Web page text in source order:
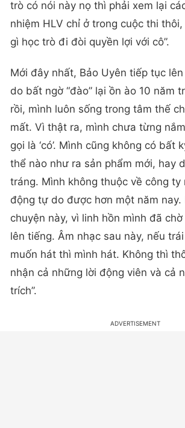
trò có nói này nọ thì phải xem lại
nhiệm HLV chỉ ở trong cuộc thi
gì học trò đi đòi quyền lợi với cô”.
Mới đây nhất, Bảo Uyên tiếp tục
do bất ngờ “đào” lại ồn ào 10 năm
rồi, mình luôn sống trong tâm thế
mất. Vì thật ra, mình chưa từng
gọi là ‘có’. Mình cũng không có bất
thể nào như ra sản phẩm mới, hay
tráng. Mình không thuộc về công ty
động tự do được hơn một năm nay.
chuyện này, vì linh hồn mình đã
lên tiếng. Âm nhạc sau này, nếu
muốn hát thì mình hát. Không thì
nhận cả những lời động viên và cả
trích”.